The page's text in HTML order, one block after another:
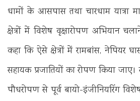
धामों के आसपास तथा चारधाम यात्रा
क्षेत्रों में विशेष वृक्षारोपण अभियान
कहा कि ऐसे क्षेत्रों में रामबांस, नेपियर
सहायक प्रजातियों का रोपण किया
पौधरोपण से पूर्व बायो-इंजीनियरिंग